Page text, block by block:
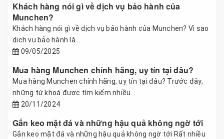
Khách hàng nói gì về dịch vụ bảo hành của
Munchen?
Khách hàng nói gì về dịch vụ bảo hành của Munchen? Vì sao
dịch vụ bảo hành là...
09/05/2025
Mua hàng Munchen chính hãng, uy tín tại đâu?
Mua hàng Munchen chính hãng, uy tín tại đâu? Trước đây,
những từ khoá được tìm kiếm nhiều...
20/11/2024
Gắn keo mặt đá và những hậu quả không ngờ tới
Gắn keo mặt đá và những hậu quả không ngờ tới Rất nhiều